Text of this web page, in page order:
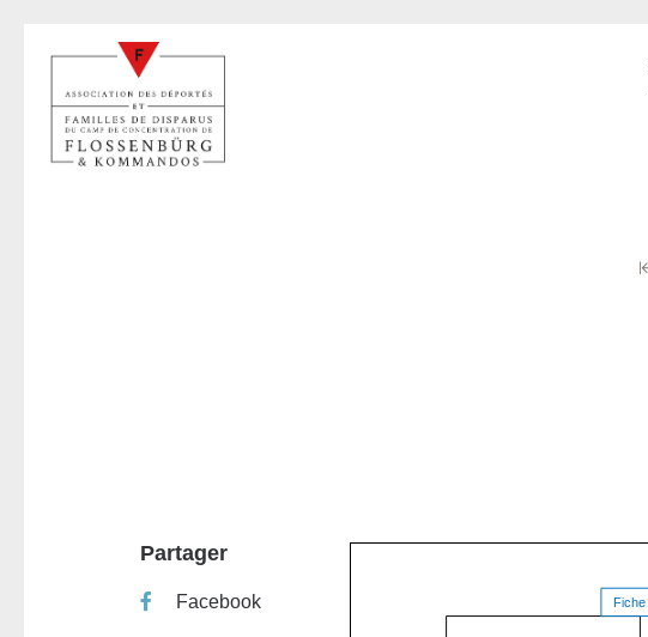
Partager
Facebook